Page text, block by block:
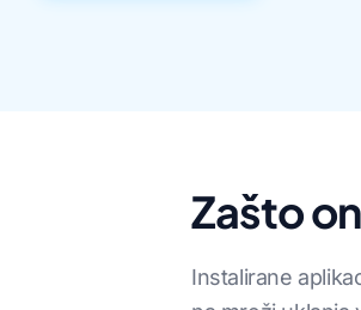
Zašto
Instalirane